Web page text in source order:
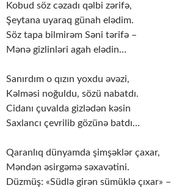
Kobud söz cəzadı qəlbi zərifə,
Şeytana uyaraq günah elədim.
Söz tapa bilmirəm Səni tərifə –
Mənə gizlinləri agah elədin…
Sanırdım o qızın yoxdu əvəzi,
Kəlməsi noğuldu, sözü nabatdı.
Cidanı çuvalda gizlədən kəsin
Saxlancı çevrilib gözünə batdı…
Qaranlıq dünyamda şimşəklər çaxar,
Məndən əsirgəmə səxavətini.
Düzmüş: «Südlə girən sümüklə çıxar» –